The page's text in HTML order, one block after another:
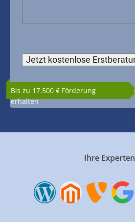
Bis zu 17.500 € Förderung
erhalten
Ihre Experten